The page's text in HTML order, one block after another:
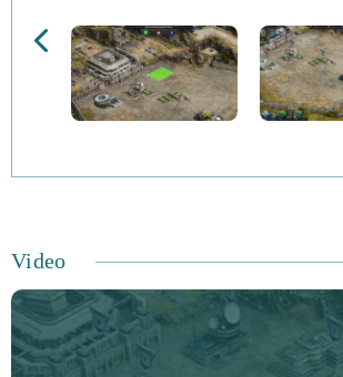
Daha fazla kaynak yönetir ve ordunuzu
teknolojilerin, binaların ve birliklerin
ilerlemenizi dengelemeniz gerekir. Bir
Generallerde Oyuncular: Savaş Sanatı'nın
askeri lider gibi düşünmesi gerekiyor.
Video